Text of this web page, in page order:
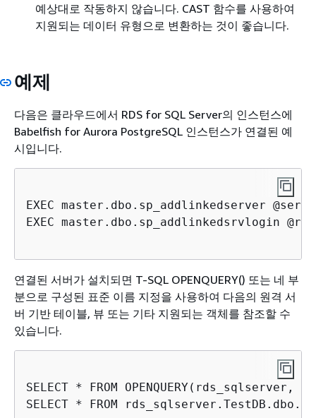
예상대로 작동하지 않습니다. CAST 함수를 사용하여
지원되는 데이터 유형으로 변환하는 것이 좋습니다.
예제
다음은 클라우드에서 RDS for SQL Server의 인스턴스에
Babelfish for Aurora PostgreSQL 인스턴스가 연결된 예
시입니다.
EXEC master.dbo.sp_addlinkedserver
EXEC master.dbo.sp_addlinkedsrvlogin
연결된 서버가 설치되면 T-SQL OPENQUERY() 또는 네 부
분으로 구성된 표준 이름 지정을 사용하여 다음의 원격 서
버 기반 테이블, 뷰 또는 기타 지원되는 객체를 참조할 수
있습니다.
SELECT * FROM
SELECT * FROM